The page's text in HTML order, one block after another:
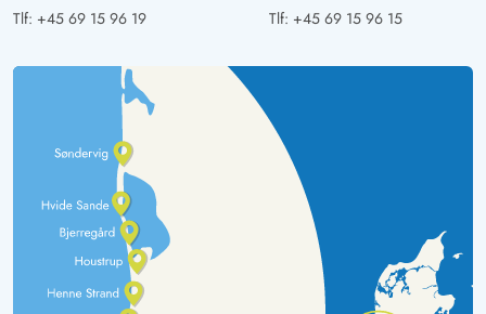
Tlf: +45 69 15 96 19
Tlf: +45 69 15 96 15